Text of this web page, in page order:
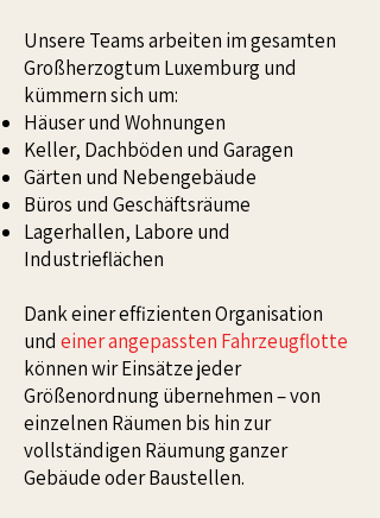
Unsere Teams arbeiten im gesamten
Großherzogtum Luxemburg und
kümmern sich um:
Häuser und Wohnungen
Keller, Dachböden und Garagen
Gärten und Nebengebäude
Büros und Geschäftsräume
Lagerhallen, Labore und
Industrieflächen
Dank einer effizienten Organisation
und einer angepassten Fahrzeugflotte
können wir Einsätze jeder
Größenordnung übernehmen – von
einzelnen Räumen bis hin zur
vollständigen Räumung ganzer
Gebäude oder Baustellen.